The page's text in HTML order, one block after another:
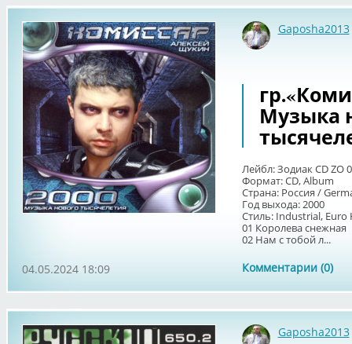
Gaposha2013
Музыка
Лейбл: Зодиак CD ZO
Формат: CD, Album
Страна: Россия /
Год выхода: 2000
Стиль: Industrial, Euro
01 Королева снежная
02 Нам с тобой л...
Комментарии (0)
04.05.2024 18:09
Gaposha2013